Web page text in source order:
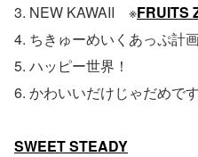
3. NEW KAWAII ※FRUITS
4. ちきゅーめいくあっぷ計
5. ハッピー世界！
6. かわいいだけじゃだめで
SWEET STEADY